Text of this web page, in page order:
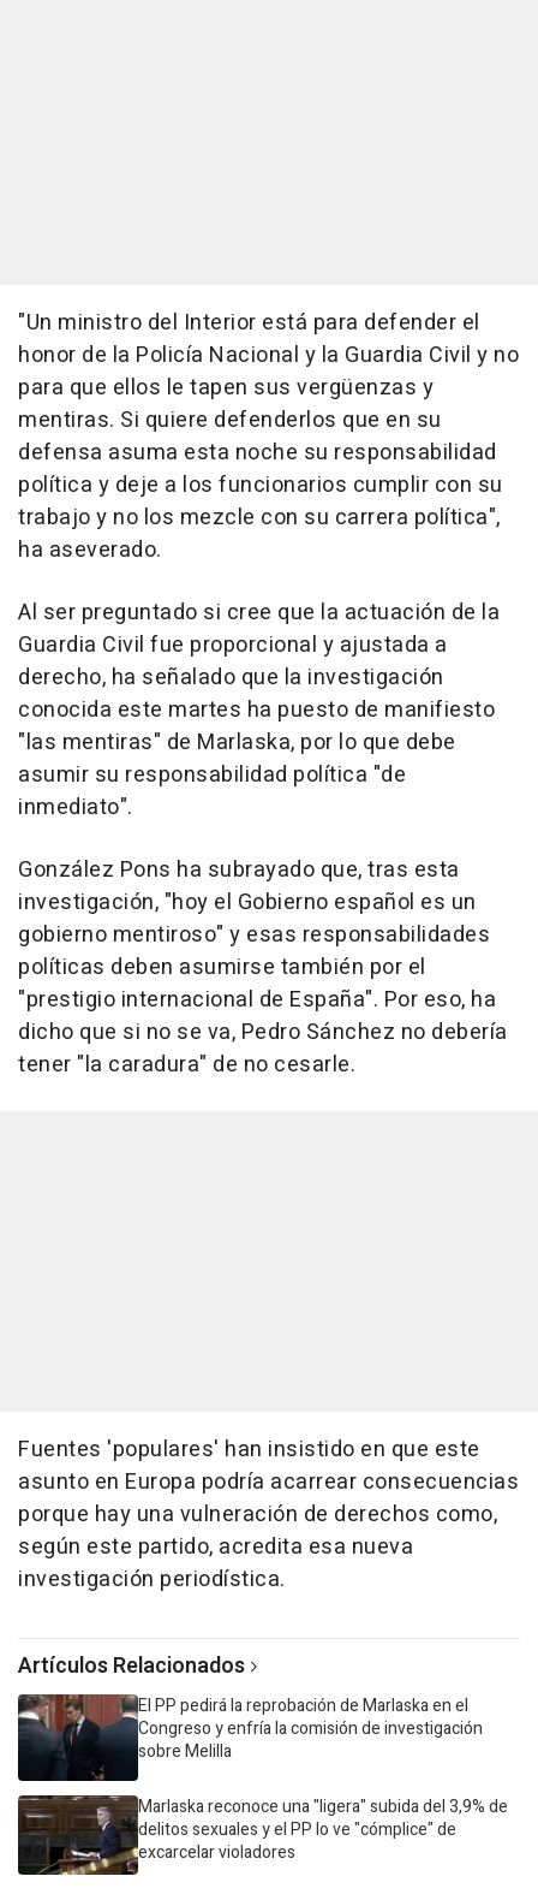
"Un ministro del Interior está para defender el
honor de la Policía Nacional y la Guardia Civil y no
para que ellos le tapen sus vergüenzas y
mentiras. Si quiere defenderlos que en su
defensa asuma esta noche su responsabilidad
política y deje a los funcionarios cumplir con su
trabajo y no los mezcle con su carrera política",
ha aseverado.
Al ser preguntado si cree que la actuación de la
Guardia Civil fue proporcional y ajustada a
derecho, ha señalado que la investigación
conocida este martes ha puesto de manifiesto
"las mentiras" de Marlaska, por lo que debe
asumir su responsabilidad política "de
inmediato".
González Pons ha subrayado que, tras esta
investigación, "hoy el Gobierno español es un
gobierno mentiroso" y esas responsabilidades
políticas deben asumirse también por el
"prestigio internacional de España". Por eso, ha
dicho que si no se va, Pedro Sánchez no debería
tener "la caradura" de no cesarle.
Fuentes 'populares' han insistido en que este
asunto en Europa podría acarrear consecuencias
porque hay una vulneración de derechos como,
según este partido, acredita esa nueva
investigación periodística.
Artículos Relacionados
El PP pedirá la reprobación de Marlaska en el
Congreso y enfría la comisión de investigación
sobre Melilla
Marlaska reconoce una "ligera" subida del 3,9% de
delitos sexuales y el PP lo ve "cómplice" de
excarcelar violadores